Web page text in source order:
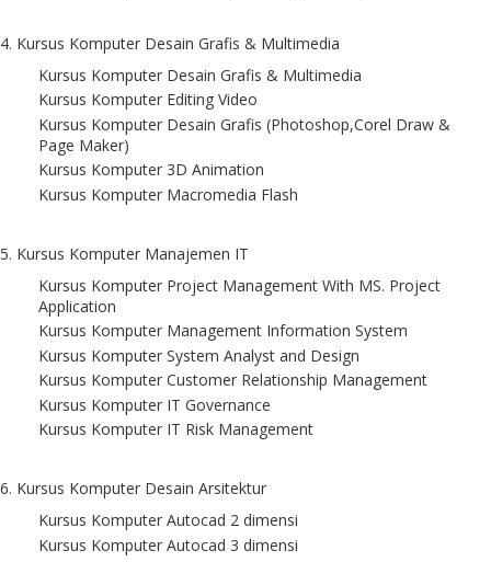
4. Kursus Komputer Desain Grafis & Multimedia
Kursus Komputer Desain Grafis & Multimedia
Kursus Komputer Editing Video
Kursus Komputer Desain Grafis (Photoshop,Corel Draw &
Page Maker)
Kursus Komputer 3D Animation
Kursus Komputer Macromedia Flash
5. Kursus Komputer Manajemen IT
Kursus Komputer Project Management With MS. Project
Application
Kursus Komputer Management Information System
Kursus Komputer System Analyst and Design
Kursus Komputer Customer Relationship Management
Kursus Komputer IT Governance
Kursus Komputer IT Risk Management
6. Kursus Komputer Desain Arsitektur
Kursus Komputer Autocad 2 dimensi
Kursus Komputer Autocad 3 dimensi